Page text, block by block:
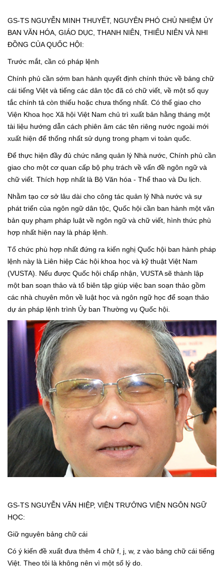
GS-TS NGUYỄN MINH THUYẾT, NGUYÊN PHÓ CHỦ NHIỆM ỦY
BAN VĂN HÓA, GIÁO DỤC, THANH NIÊN, THIẾU NIÊN VÀ NHI
ĐỒNG CỦA QUỐC HỘI:
Trước mắt, cần có pháp lệnh
Chính phủ cần sớm ban hành quyết định chính thức về bảng chữ
cái tiếng Việt và tiếng các dân tộc đã có chữ viết, về một số quy
tắc chính tả còn thiếu hoặc chưa thống nhất. Có thể giao cho
Viện Khoa học Xã hội Việt Nam chủ trì xuất bản hằng tháng một
tài liệu hướng dẫn cách phiên âm các tên riêng nước ngoài mới
xuất hiện để thống nhất sử dụng trong phạm vi toàn quốc.
Để thực hiện đầy đủ chức năng quản lý Nhà nước, Chính phủ cần
giao cho một cơ quan cấp bộ phụ trách về vấn đề ngôn ngữ và
chữ viết. Thích hợp nhất là Bộ Văn hóa - Thể thao và Du lịch.
Nhằm tạo cơ sở lâu dài cho công tác quản lý Nhà nước và sự
phát triển của ngôn ngữ dân tộc, Quốc hội cần ban hành một văn
bản quy phạm pháp luật về ngôn ngữ và chữ viết, hình thức phù
hợp nhất hiện nay là pháp lệnh.
Tổ chức phù hợp nhất đứng ra kiến nghị Quốc hội ban hành pháp
lệnh này là Liên hiệp Các hội khoa học và kỹ thuật Việt Nam
(VUSTA). Nếu được Quốc hội chấp nhận, VUSTA sẽ thành lập
một ban soạn thảo và tổ biên tập giúp việc ban soạn thảo gồm
các nhà chuyên môn về luật học và ngôn ngữ học để soạn thảo
dự án pháp lệnh trình Ủy ban Thường vụ Quốc hội.
GS-TS NGUYỄN VĂN HIỆP, VIỆN TRƯỞNG VIỆN NGÔN NGỮ
HỌC:
Giữ nguyên bảng chữ cái
Có ý kiến đề xuất đưa thêm 4 chữ f, j, w, z vào bảng chữ cái tiếng
Việt. Theo tôi là không nên vì một số lý do.